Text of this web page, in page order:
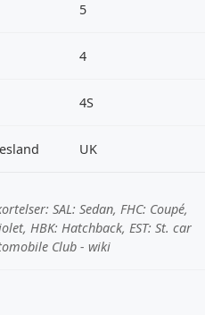
5
4
4S
UK
SAL: Sedan, FHC: Coupé,
HBK: Hatchback, EST: St. car
Club - wiki